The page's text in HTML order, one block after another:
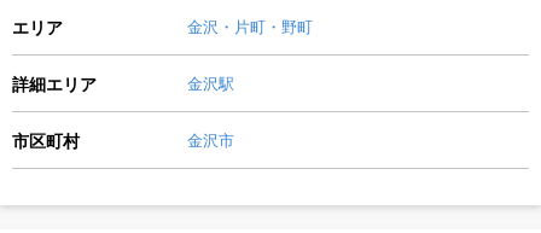
エリア 金沢・片町・野町
詳細エリア 金沢駅
市区町村 金沢市